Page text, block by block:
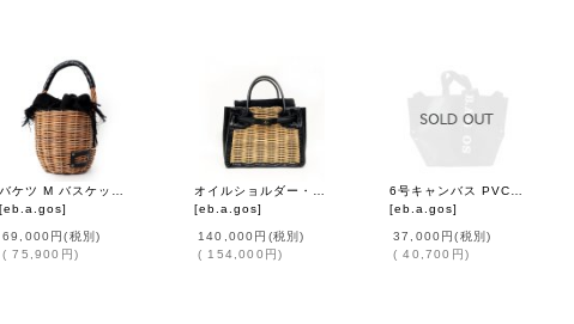
[eb.a.gos]
69,000円(税別)
( 75,900円)
[eb.a.gos]
140,000円 (税別)
( 154,000円)
[eb.a.gos]
37,000円(税別)
( 40,700円)